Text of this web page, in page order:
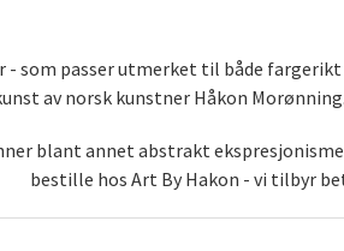
som passer utmerket til både
av norsk kunstner Håkon
blant annet abstrakt
bestille hos Art By Hakon - vi tilbyr